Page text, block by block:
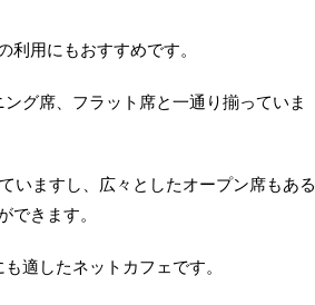
用にもおすすめです。
グ席、フラット席と一通り揃っていま
いますし、広々としたオープン席もある
きます。
適したネットカフェです。